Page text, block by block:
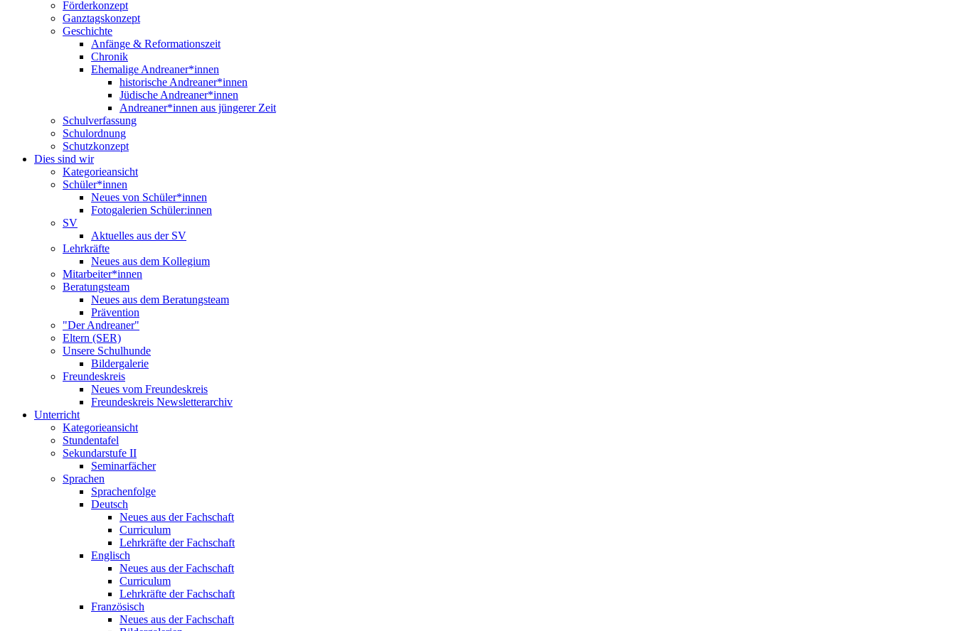
Förderkonzept
Ganztagskonzept
Geschichte
Anfänge & Reformationszeit
Chronik
Ehemalige Andreaner*innen
historische Andreaner*innen
Jüdische Andreaner*innen
Andreaner*innen aus jüngerer Zeit
Schulverfassung
Schulordnung
Schutzkonzept
Dies sind wir
Kategorieansicht
Schüler*innen
Neues von Schüler*innen
Fotogalerien Schüler:innen
SV
Aktuelles aus der SV
Lehrkräfte
Neues aus dem Kollegium
Mitarbeiter*innen
Beratungsteam
Neues aus dem Beratungsteam
Prävention
"Der Andreaner"
Eltern (SER)
Unsere Schulhunde
Bildergalerie
Freundeskreis
Neues vom Freundeskreis
Freundeskreis Newsletterarchiv
Unterricht
Kategorieansicht
Stundentafel
Sekundarstufe II
Seminarfächer
Sprachen
Sprachenfolge
Deutsch
Neues aus der Fachschaft
Curriculum
Lehrkräfte der Fachschaft
Englisch
Neues aus der Fachschaft
Curriculum
Lehrkräfte der Fachschaft
Französisch
Neues aus der Fachschaft